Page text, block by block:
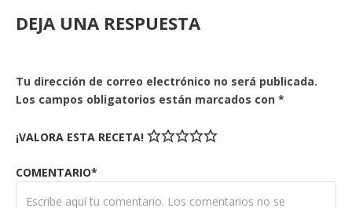
DEJA UNA RESPUESTA
Tu dirección de correo electrónico no será publicada.
Los campos obligatorios están marcados con *
¡VALORA ESTA RECETA!
COMENTARIO*